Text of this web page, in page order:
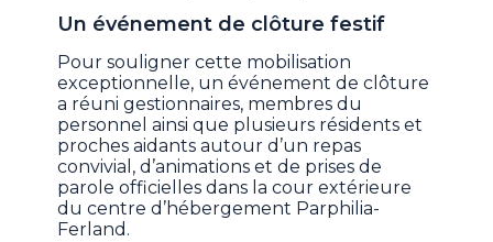
Un événement de clôture festif
Pour souligner cette mobilisation
exceptionnelle, un événement de clôture
a réuni gestionnaires, membres du
personnel ainsi que plusieurs résidents et
proches aidants autour d’un repas
convivial, d’animations et de prises de
parole officielles dans la cour extérieure
du centre d’hébergement Parphilia-
Ferland.